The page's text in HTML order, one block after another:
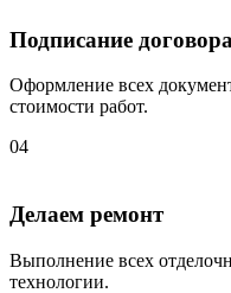
Подписание договора
Оформление всех
стоимости работ.
04
Делаем ремонт
Выполнение всех
технологии.